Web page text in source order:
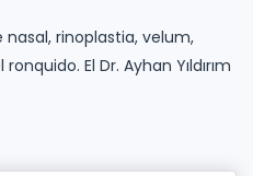
rinoplastia, velum,
El Dr. Ayhan Yıldırım